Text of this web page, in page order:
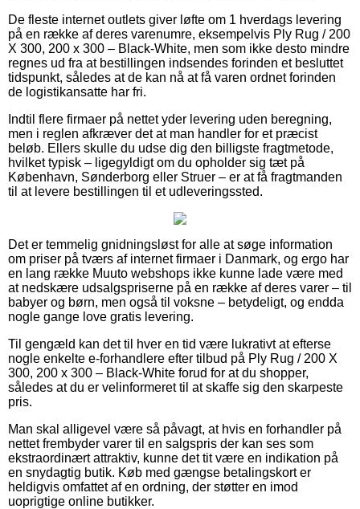
De fleste internet outlets giver løfte om 1 hverdags levering
på en række af deres varenumre, eksempelvis Ply Rug / 200
X 300, 200 x 300 – Black-White, men som ikke desto mindre
regnes ud fra at bestillingen indsendes forinden et besluttet
tidspunkt, således at de kan nå at få varen ordnet forinden
de logistikansatte har fri.
Indtil flere firmaer på nettet yder levering uden beregning,
men i reglen afkræver det at man handler for et præcist
beløb. Ellers skulle du udse dig den billigste fragtmetode,
hvilket typisk – ligegyldigt om du opholder sig tæt på
København, Sønderborg eller Struer – er at få fragtmanden
til at levere bestillingen til et udleveringssted.
Det er temmelig gnidningsløst for alle at søge information
om priser på tværs af internet firmaer i Danmark, og ergo har
en lang række Muuto webshops ikke kunne lade være med
at nedskære udsalgspriserne på en række af deres varer – til
babyer og børn, men også til voksne – betydeligt, og endda
nogle gange love gratis levering.
Til gengæld kan det til hver en tid være lukrativt at efterse
nogle enkelte e-forhandlere efter tilbud på Ply Rug / 200 X
300, 200 x 300 – Black-White forud for at du shopper,
således at du er velinformeret til at skaffe sig den skarpeste
pris.
Man skal alligevel være så påvagt, at hvis en forhandler på
nettet frembyder varer til en salgspris der kan ses som
ekstraordinært attraktiv, kunne det tit være en indikation på
en snydagtig butik. Køb med gængse betalingskort er
heldigvis omfattet af en ordning, der støtter en imod
uoprigtige online butikker.